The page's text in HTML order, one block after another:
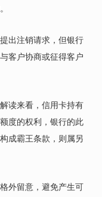
出注销请求，但银行
客户协商或征得客户
读来看，信用卡持有
度的权利，银行的此
成霸王条款，则属另
外留意，避免产生可